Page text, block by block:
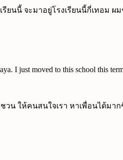
นนี้ จะมาอยู่โรงเรียนนี้กี่เทอม
I just moved to this school this
น ให้คนสนใจเรา หาเพื่อนได้ม